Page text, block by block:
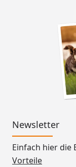
Newsletter
Einfach hier die
Vorteile